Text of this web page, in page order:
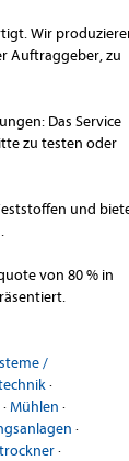
Wir
Auftraggeber, zu
Das Service
zu testen oder
und
von 80 % in
/
·
·Mühlen ·
·
·